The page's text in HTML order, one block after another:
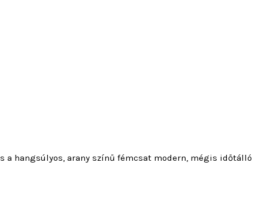
hangsúlyos, arany színű fémcsat modern, mégis időtálló